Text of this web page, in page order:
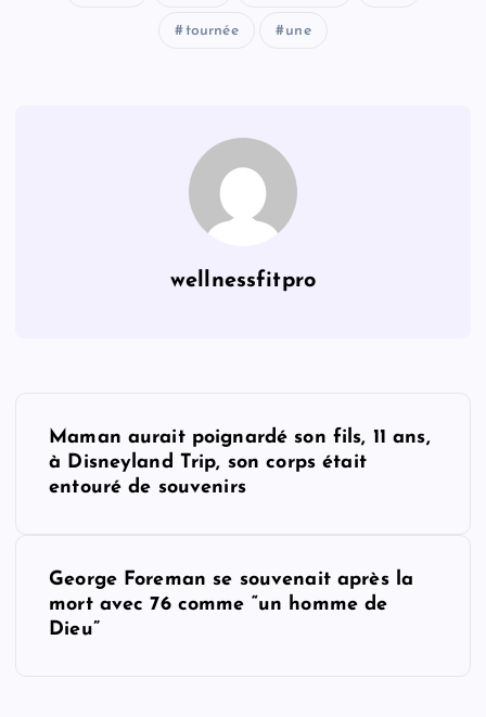
tournée une
wellnessfitpro
Maman aurait poignardé son fils, 11 ans,
à Disneyland Trip, son corps était
entouré de souvenirs
George Foreman se souvenait après la
mort avec 76 comme “un homme de
Dieu”